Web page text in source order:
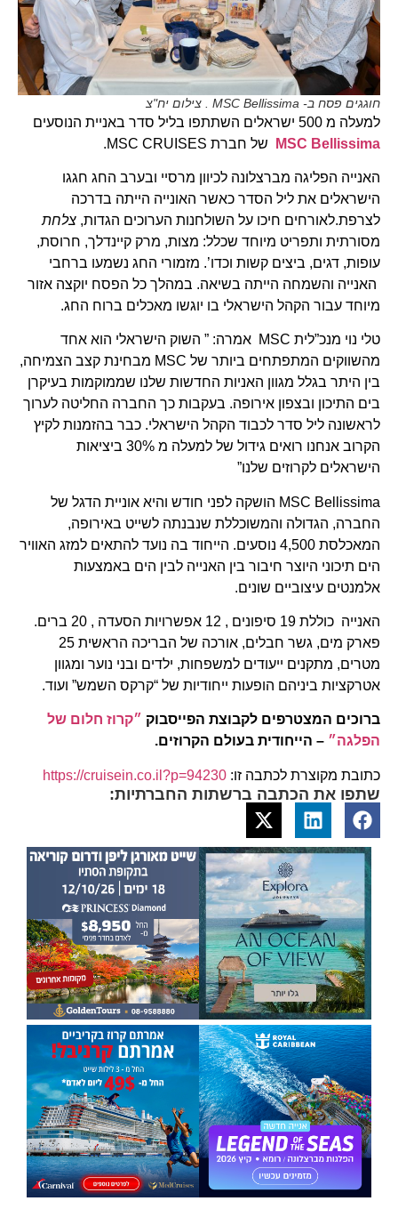
חוגגים פסח ב- MSC Bellissima . צילום יח"צ
למעלה מ 500 ישראלים השתתפו בליל סדר באניית הנוסעים
MSC Bellissima
של חברת MSC CRUISES.
האנייה הפליגה מברצלונה לכיוון מרסיי ובערב החג חגגו
הישראלים את ליל הסדר כאשר האונייה הייתה בדרכה
לצרפת.לאורחים חיכו על השולחנות הערוכים הגדות, צלחת
מסורתית ותפריט מיוחד שכלל: מצות, מרק קיינדלך, חרוסת,
עופות, דגים, ביצים קשות וכדו’. מזמורי החג נשמעו ברחבי
האנייה והשמחה הייתה בשיאה. במהלך כל הפסח יוקצה אזור
מיוחד עבור הקהל הישראלי בו יוגשו מאכלים ברוח החג.
טלי נוי מנכ”לית MSC
אמרה: ” השוק הישראלי הוא אחד
מהשווקים המתפתחים ביותר של MSC מבחינת קצב הצמיחה,
בין היתר בגלל מגוון האניות החדשות שלנו שממוקמות בעיקרן
בים התיכון ובצפון אירופה. בעקבות כך החברה החליטה לערוך
לראשונה ליל סדר לכבוד הקהל הישראלי. כבר בהזמנות לקיץ
הקרוב אנחנו רואים גידול של למעלה מ 30% ביציאות
הישראלים לקרוזים שלנו”
MSC Bellissima הושקה לפני חודש והיא אוניית הדגל של
החברה, הגדולה והמשוכללת שנבנתה לשייט באירופה,
המאכלסת 4,500 נוסעים. הייחוד בה נועד להתאים למזג האוויר
הים תיכוני היוצר חיבור בין האנייה לבין הים באמצעות
אלמנטים עיצוביים שונים.
האנייה כוללת 19 סיפונים , 12 אפשרויות הסעדה , 20 ברים.
פארק מים, גשר חבלים, אורכה של הבריכה הראשית 25
מטרים, מתקנים ייעודים למשפחות, ילדים ובני נוער ומגוון
אטרקציות ביניהם הופעות ייחודיות של “קרקס השמש” ועוד.
ברוכים המצטרפים לקבוצת הפייסבוק ״קרוז חלום של
הפלגה״ – הייחודית בעולם הקרוזים.
כתובת מקוצרת לכתבה זו: https://cruisein.co.il?p=94230
שתפו את הכתבה ברשתות החברתיות: